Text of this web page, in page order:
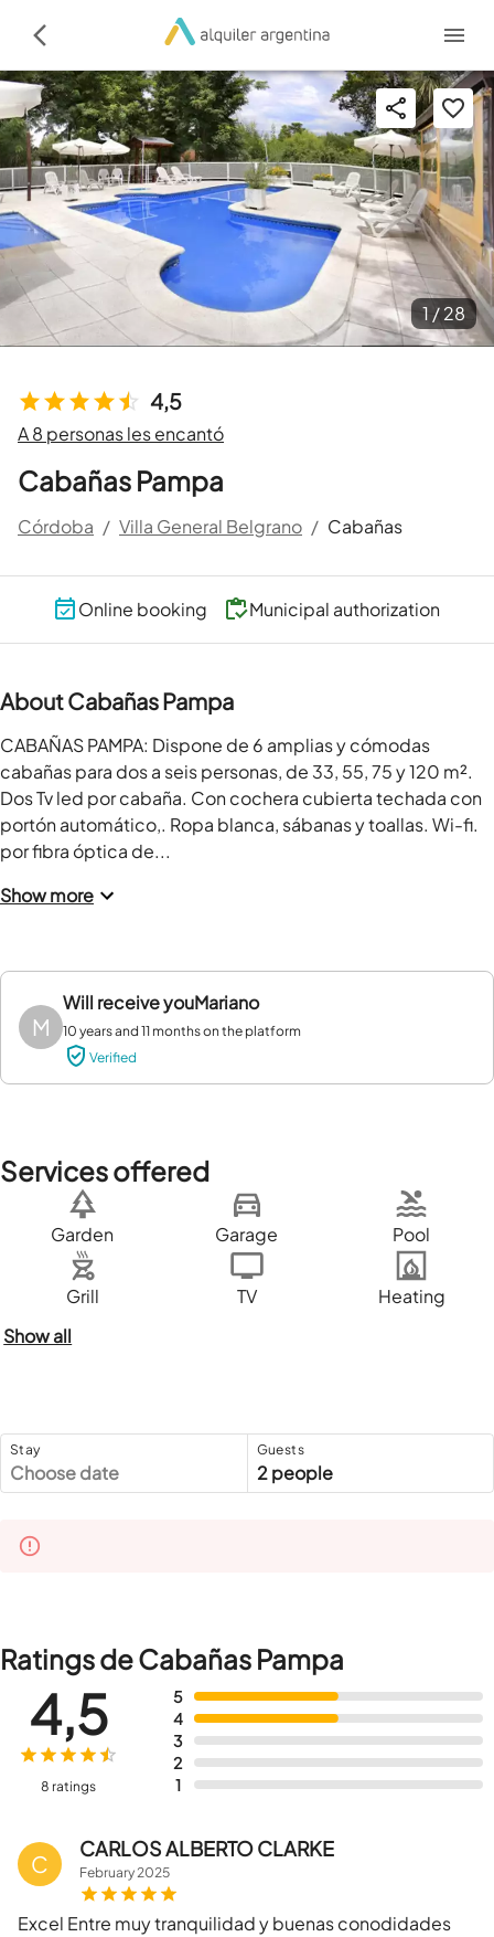
4,5
A 8 personas les encantó
Cabañas Pampa
Córdoba / Villa General Belgrano / Cabañas
1 /28
Online booking Municipal authorization
About Cabañas Pampa
CABAÑAS PAMPA: Dispone de 6 amplias y cómodas
cabañas para dos a seis personas, de 33, 55, 75 y 120 m².
Dos Tv led por cabaña. Con cochera cubierta techada con
portón automático,. Ropa blanca, sábanas y toallas. Wi-fi.
por fibra óptica de...
Show more
M
Will receive youMariano
10 years and 11 months on the platform
Verified
Services offered
Garden Garage Pool
Grill TV
Heating
Show all
Stay
Choose date
Guests
2 people
Ratings de Cabañas Pampa
5
4
3
2
1
4,5
8 ratings
C
CARLOS ALBERTO CLARKE
February2025
Excel Entre muy tranquilidad y buenas conodidades